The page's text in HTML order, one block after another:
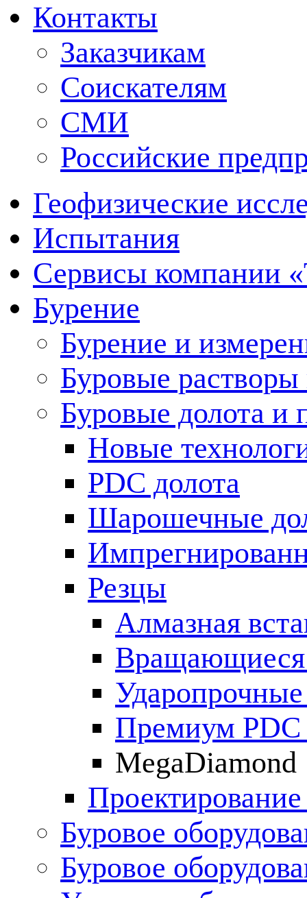
Контакты
Заказчикам
Соискателям
СМИ
Российские
Геофизические
Испытания
Сервисы компании
Бурение
Бурение и
Буровые
Буровые долота и
Новые
PDC долота
Шарошечные
Резцы
Алмазная
Премиум
MegaDiamond
Буровое
Буровое